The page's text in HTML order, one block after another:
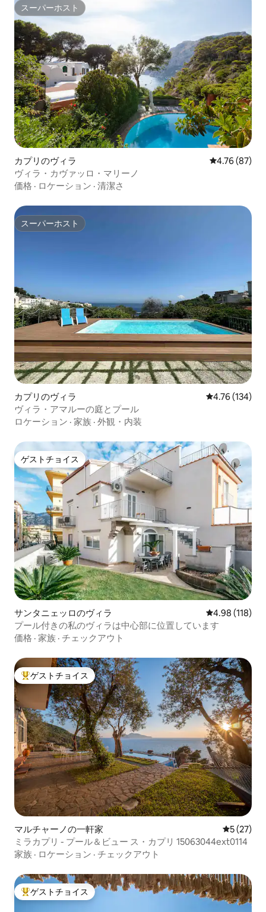
スーパーホスト
スーパーホスト
カプリのヴィラ レビュー87
4.76 (87)
ヴィラ・カヴァッロ・マリーノ
価格 · ロケーション · 清潔さ
スーパーホスト
スーパーホスト
カプリのヴィラ レビュー134
4.76 (134)
ヴィラ・アマルーの庭とプール
ロケーション · 家族 · 外観・内装
ゲストチョイス
ゲストチョイス
サンタニェッロのヴィラ レビュー118
4.98 (118)
プール付きの私のヴィラは中心部に位置しています
価格 · 家族 · チェックアウト
大好評のゲストチョイスです。
ゲストチョイス
マルチャーノの一軒家 レビュー
5 (27)
ミラカプリ - プール＆ビュー ス・カプリ 15063044ext0114
家族 · ロケーション · チェックアウト
大好評のゲストチョイスです。
ゲストチョイス